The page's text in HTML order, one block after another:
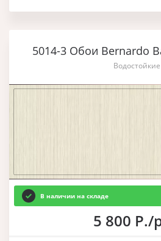
5014-3 Обои Bernardo
Водостойкие
В наличии на складе
5 800 Р./